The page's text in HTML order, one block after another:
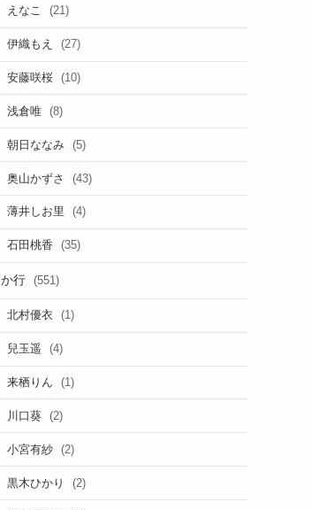
えなこ (21)
伊織もえ (27)
安藤咲桜 (10)
浅倉唯 (8)
朝日ななみ (5)
奥山かずさ (43)
薄井しお里 (4)
石田桃香 (35)
か行 (551)
北村優衣 (1)
兒玉遥 (4)
来栖りん (1)
川口葵 (2)
小宮有紗 (2)
黒木ひかり (2)